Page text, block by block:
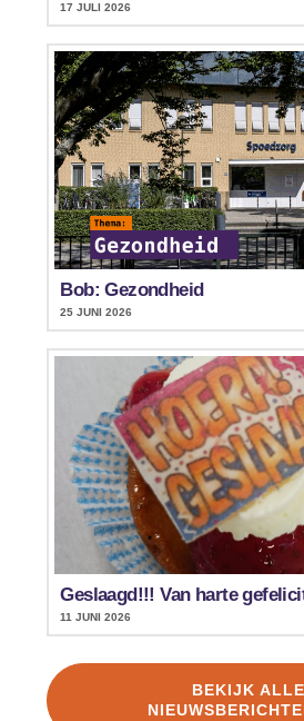
17 JULI 2026
Bob: Gezondheid
25 JUNI 2026
Geslaagd!!! Van harte
11 JUNI 2026
BEKIJK ALLE